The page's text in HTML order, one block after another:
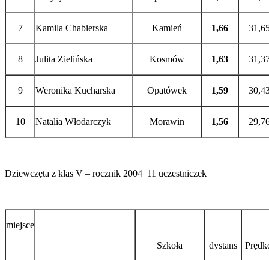
7 Kamila Chabierska Kamień 1,66
8 Julita Zielińska Kosmów 1,63
9 Weronika Kucharska Opatówek 1,59
10 Natalia Włodarczyk Morawin 1,56
Dziewczęta z klas V – rocznik 2004 11 uczestniczek
miejsce
Szkoła
dystans